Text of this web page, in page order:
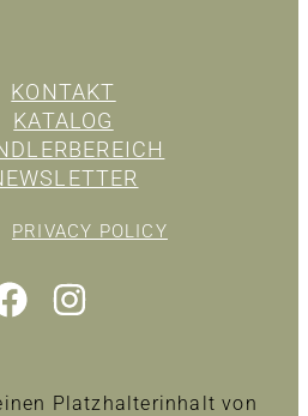
KONTAKT
KATALOG
PRIVACY POLICY
Platzhalterinhalt von